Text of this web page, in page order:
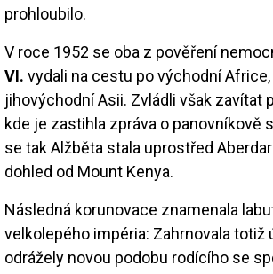
prohloubilo.
V roce 1952 se oba z pověření
VI. vydali na cestu po východní Africe,
jihovýchodní Asii. Zvládli však zavítat
kde je zastihla zpráva o panovníkově
se tak Alžběta stala uprostřed
dohled od Mount Kenya.
Následná korunovace znamenala
velkolepého impéria: Zahrnovala totiž
odrážely novou podobu rodícího se